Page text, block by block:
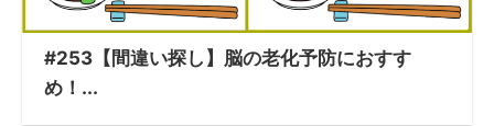
#253【間違い探し】脳の老化予防におすす
め！...